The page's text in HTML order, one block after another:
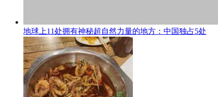
地球上11处拥有神秘超自然力量的地方：中国独占5处